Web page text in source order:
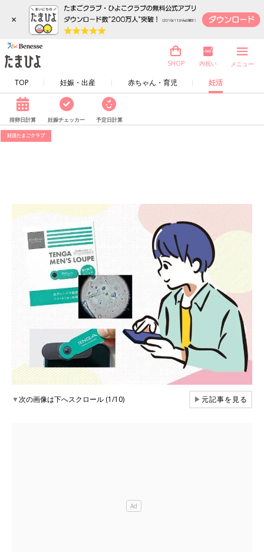
×
TOP 妊娠・出産 赤ちゃん・育児 妊活
SHOP 内祝い メニュー
排卵日計算 妊娠チェッカー 予定日計算
妊活たまごクラブ
▼次の画像は下へスクロール (1/10) ▶元記事を見る